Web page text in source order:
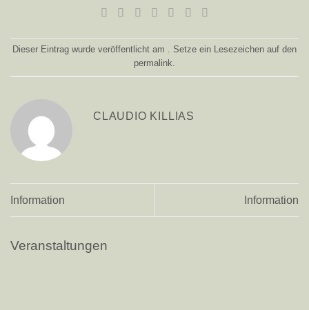
Dieser Eintrag wurde veröffentlicht am . Setze ein Lesezeichen auf den
permalink
CLAUDIO KILLIAS
Information Information
Veranstaltungen